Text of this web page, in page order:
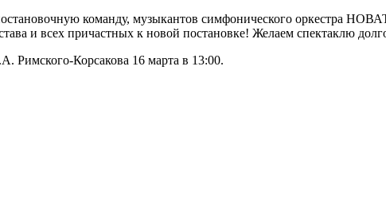
команду, музыкантов симфонического оркестра
и всех причастных к новой постановке! Желаем спектаклю
Римского-Корсакова 16 марта в 13:00.